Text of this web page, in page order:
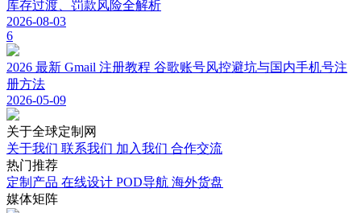
库存过渡、罚款风险全解析
2026-08-03
6
2026 最新 Gmail 注册教程 谷歌账号风控避坑与国内手机号注
册方法
2026-05-09
关于全球定制网
关于我们 联系我们 加入我们 合作交流
热门推荐
定制产品 在线设计 POD导航 海外货盘
媒体矩阵